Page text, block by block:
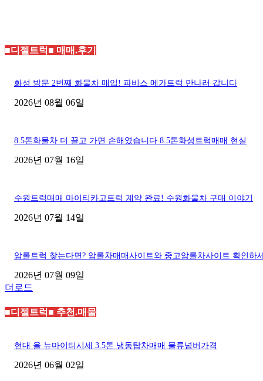
■디젤트럭■ 매매.후기
화성 방문 2번째 화물차 매입! 파비스 메가트럭 만나러 갑니다
2026년 08월 06일
8.5톤화물차 더 끌고 가면 손해였습니다 8.5톤화성트럭매매 현실
2026년 07월 16일
수원트럭매매 마이티카고트럭 계약 완료! 수원화물차 구매 이야기
2026년 07월 14일
암롤트럭 찾는다면? 암롤차매매사이트와 중고암롤차사이트 확인하
2026년 07월 09일
더로드
■디젤트럭■ 추천.매물
현대 올 뉴마이티시세 3.5톤 냉동탑차매매 물류넘버가격
2026년 06월 02일